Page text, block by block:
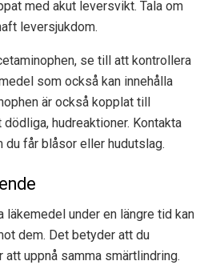
med akut leversvikt. Tala om
leversjukdom.
se till att kontrollera
som också kan innehålla
är också kopplat till
hudreaktioner. Kontakta
du får blåsor eller hudutslag.
läkemedel under en längre tid kan
dem. Det betyder att du
uppnå samma smärtlindring.